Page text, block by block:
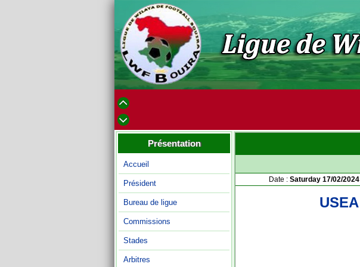
Présentation
Accueil
Président
Bureau de ligue
Commissions
Stades
Arbitres
Date : Saturday 17/02/2024
USEA